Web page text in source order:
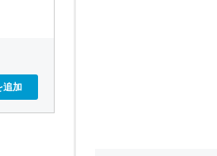
追加